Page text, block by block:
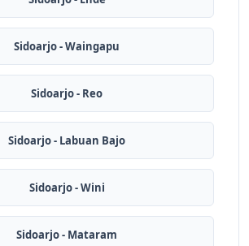
Sidoarjo - Waingapu
Sidoarjo - Reo
Sidoarjo - Labuan Bajo
Sidoarjo - Wini
Sidoarjo - Mataram